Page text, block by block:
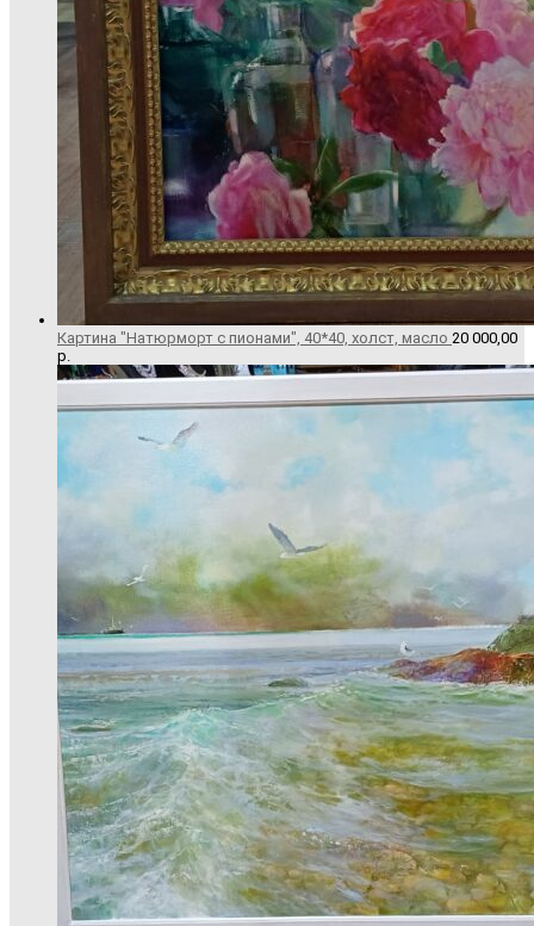
Картина "Натюрморт с пионами", 40*40, холст, масло 20 000,00
р.